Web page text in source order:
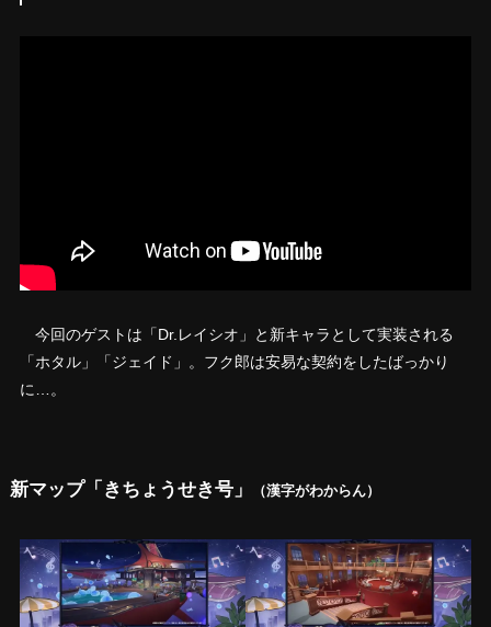
今回のゲストは「Dr.レイシオ」と新キャラとして実装される
「ホタル」「ジェイド」。フク郎は安易な契約をしたばっかり
に…。
新マップ「きちょうせき号」 （漢字がわからん）